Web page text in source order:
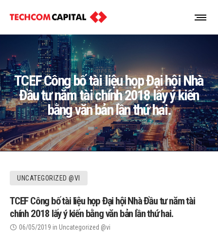
TCEF Công bố tài liệu họp Đại hội Nhà
Đầu tư năm tài chính 2018 lấy ý kiến
bằng văn bản lần thứ hai.
UNCATEGORIZED @VI
TCEF Công bố tài liệu họp Đại hội Nhà Đầu tư năm tài
chính 2018 lấy ý kiến bằng văn bản lần thứ hai.
06/05/2019 in Uncategorized @vi